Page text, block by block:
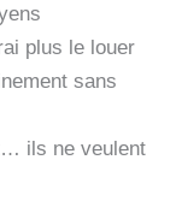
plus le louer
sans
ils ne veulent